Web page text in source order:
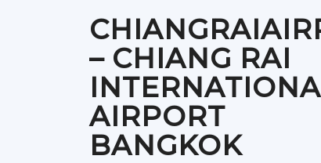
– CHIANG RAI
AIRPORT
BANGKOK